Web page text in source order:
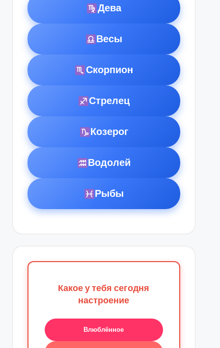
Дева
Весы
Скорпион
Стрелец
Козерог
Водолей
Рыбы
Какое у тебя сегодня
настроение
Влюблённое